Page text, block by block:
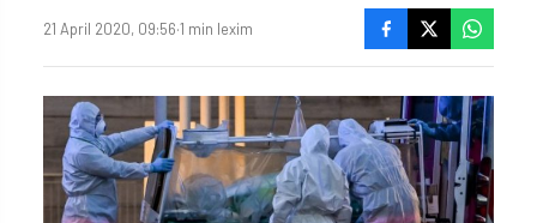
21 April 2020, 09:56·1 min lexim